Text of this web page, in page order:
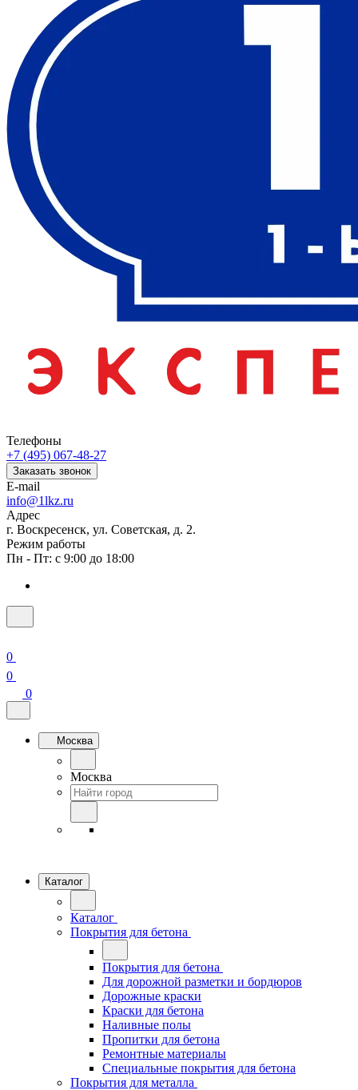
Телефоны
+7 (495) 067-48-27
Заказать звонок
E-mail
info@1lkz.ru
Адрес
г. Воскресенск, ул. Советская, д. 2.
Режим работы
Пн - Пт: с 9:00 до 18:00
0
0
0
Москва
Москва
Каталог
Каталог
Покрытия для бетона
Покрытия для бетона
Для дорожной разметки и бордюров
Дорожные краски
Краски для бетона
Наливные полы
Пропитки для бетона
Ремонтные материалы
Специальные покрытия для бетона
Покрытия для металла